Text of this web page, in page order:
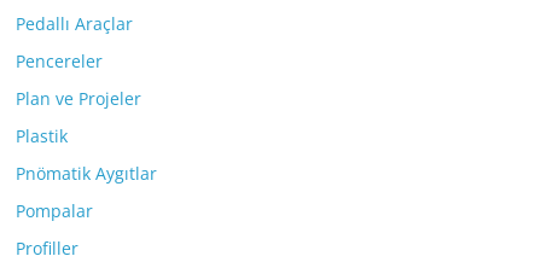
Pedallı Araçlar
Pencereler
Plan ve Projeler
Plastik
Pnömatik Aygıtlar
Pompalar
Profiller